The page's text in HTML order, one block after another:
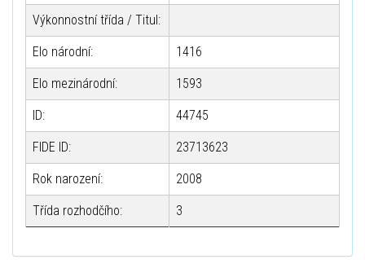
Výkonnostní třída / Titul:
Elo národní: 1416
Elo mezinárodní: 1593
ID: 44745
FIDE ID: 23713623
Rok narození: 2008
Třída rozhodčího: 3